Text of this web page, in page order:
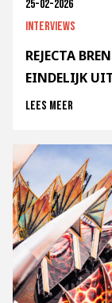
25-02-2026
Interviews
REJECTA
EINDELIJK
Lees meer